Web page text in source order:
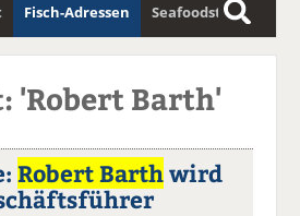
Fisch-Adressen Seafoodstar
Newsletter
S
u
c
'Robert Barth'
Robert Barthwird